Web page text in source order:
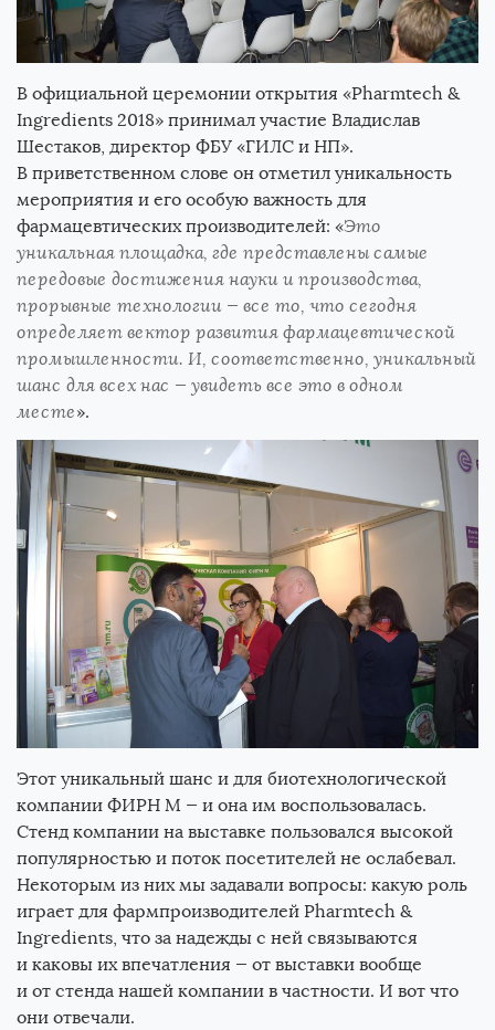
В официальной церемонии открытия «Pharmtech &
Ingredients 2018» принимал участие Владислав
Шестаков, директор ФБУ «ГИЛС и НП».
В приветственном слове он отметил уникальность
мероприятия и его особую важность для
фармацевтических производителей: «Это
уникальная площадка, где представлены самые
передовые достижения науки и производства,
прорывные технологии — все то, что сегодня
определяет вектор развития фармацевтической
промышленности. И, соответственно, уникальный
шанс для всех нас — увидеть все это в одном
месте».
Этот уникальный шанс и для биотехнологической
компании ФИРН М — и она им воспользовалась.
Стенд компании на выставке пользовался высокой
популярностью и поток посетителей не ослабевал.
Некоторым из них мы задавали вопросы: какую роль
играет для фармпроизводителей Pharmtech &
Ingredients, что за надежды с ней связываются
и каковы их впечатления — от выставки вообще
и от стенда нашей компании в частности. И вот что
они отвечали.